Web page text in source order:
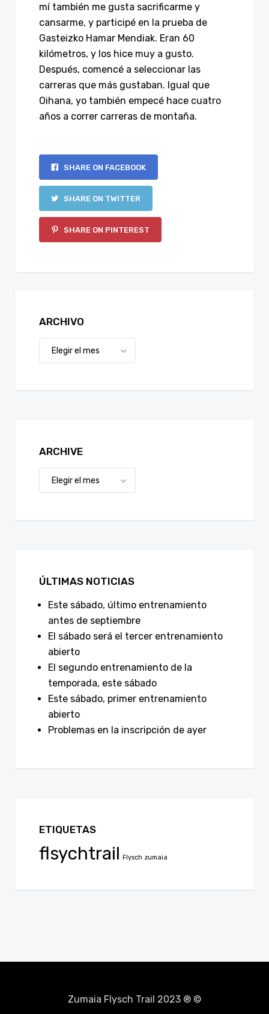
mí también me gusta sacrificarme y
cansarme, y participé en la prueba de
Gasteizko Hamar Mendiak. Eran 60
kilómetros, y los hice muy a gusto.
Después, comencé a seleccionar las
carreras que más gustaban. Igual que
Oihana, yo también empecé hace cuatro
años a correr carreras de montaña.
SHARE ON FACEBOOK
SHARE ON TWITTER
SHARE ON PINTEREST
ARCHIVO
ARCHIVE
ÚLTIMAS NOTICIAS
Este sábado, último entrenamiento
antes de septiembre
El sábado será el tercer entrenamiento
abierto
El segundo entrenamiento de la
temporada, este sábado
Este sábado, primer entrenamiento
abierto
Problemas en la inscripción de ayer
ETIQUETAS
flsychtrail Flysch zumaia
Zumaia Flysch Trail 2023 ® ©